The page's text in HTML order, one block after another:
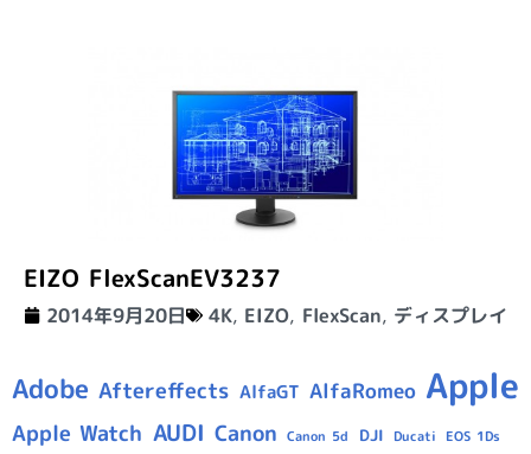
EIZO FlexScanEV3237
2014年9月20日 4K, EIZO, FlexScan, ディスプレイ
Adobe Aftereffects AlfaGT AlfaRomeo Apple
Apple Watch AUDI Canon Canon 5d DJI Ducati EOS 1Ds